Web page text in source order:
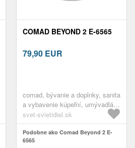
COMAD BEYOND 2 E-6565
79,90 EUR
comad, bývanie a doplnky, sanita
a vybavenie kúpeľní, umývadlá a
príslušenstvo, umývadlá
svet-svietidiel.sk
Podobne ako Comad Beyond 2 E-
6565